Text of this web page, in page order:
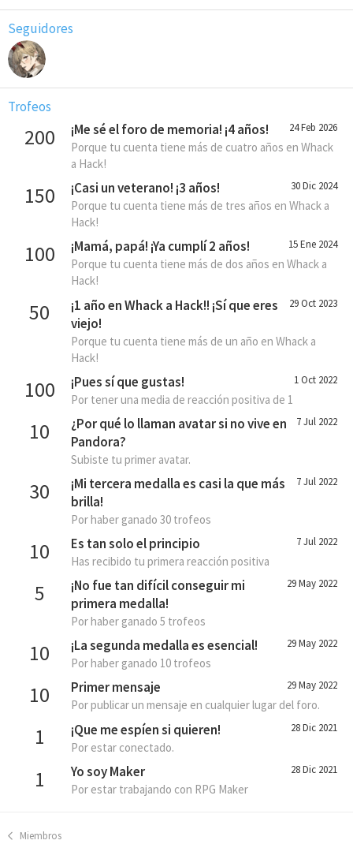
Seguidores
Trofeos
200 24 Feb 2026
¡Me sé el foro de memoria! ¡4 años!
Porque tu cuenta tiene más de cuatro años en Whack
a Hack!
150 30 Dic 2024
¡Casi un veterano! ¡3 años!
Porque tu cuenta tiene más de tres años en Whack a
Hack!
100 15 Ene 2024
¡Mamá, papá! ¡Ya cumplí 2 años!
Porque tu cuenta tiene más de dos años en Whack a
Hack!
50 29 Oct 2023
¡1 año en Whack a Hack!! ¡Sí que eres
viejo!
Porque tu cuenta tiene más de un año en Whack a
Hack!
100 1 Oct 2022
¡Pues sí que gustas!
Por tener una media de reacción positiva de 1
10 7 Jul 2022
¿Por qué lo llaman avatar si no vive en
Pandora?
Subiste tu primer avatar.
30 7 Jul 2022
¡Mi tercera medalla es casi la que más
brilla!
Por haber ganado 30 trofeos
10 7 Jul 2022
Es tan solo el principio
Has recibido tu primera reacción positiva
5 29 May 2022
¡No fue tan difícil conseguir mi
primera medalla!
Por haber ganado 5 trofeos
10 29 May 2022
¡La segunda medalla es esencial!
Por haber ganado 10 trofeos
10 29 May 2022
Primer mensaje
Por publicar un mensaje en cualquier lugar del foro.
1 28 Dic 2021
¡Que me espíen si quieren!
Por estar conectado.
1 28 Dic 2021
Yo soy Maker
Por estar trabajando con RPG Maker
Miembros